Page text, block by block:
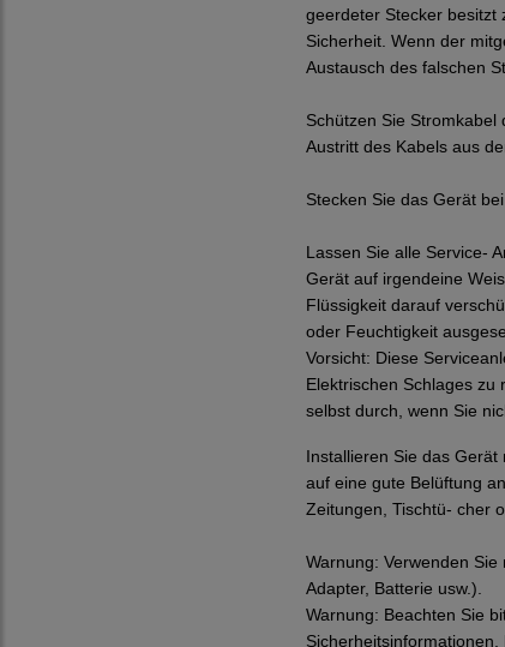
geerdeter Stecker besitzt
Sicherheit. Wenn der
Austausch des falschen
Schützen Sie
Austritt des Kabels aus
Stecken Sie das Gerät
Lassen Sie alle Service-
Gerät auf irgendeine
Flüssigkeit darauf
oder Feuchtigkeit
Vorsicht: Diese
Elektrischen Schlages
selbst durch, wenn Sie
Installieren Sie das
auf eine gute Belüftung
Zeitungen, Tischtü- cher
Warnung: Verwenden
Adapter, Batterie usw.).
Warnung: Beachten Sie